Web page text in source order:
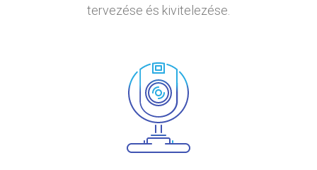
tervezése és kivitelezése.